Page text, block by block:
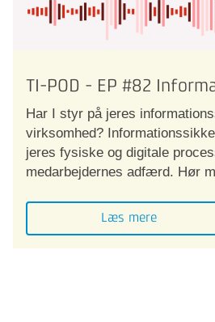
TI-POD - EP #82
Har I styr på jeres
virksomhed?
jeres fysiske og digitale
medarbejdernes adfærd. Hør
Læs mere